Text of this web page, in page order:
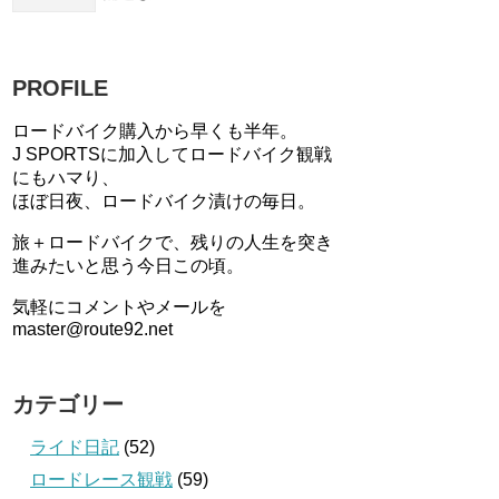
PROFILE
ロードバイク購入から早くも半年。
J SPORTSに加入してロードバイク観戦
にもハマり、
ほぼ日夜、ロードバイク漬けの毎日。
旅＋ロードバイクで、残りの人生を突き
進みたいと思う今日この頃。
気軽にコメントやメールを
master@route92.net
カテゴリー
ライド日記 (52)
ロードレース観戦 (59)